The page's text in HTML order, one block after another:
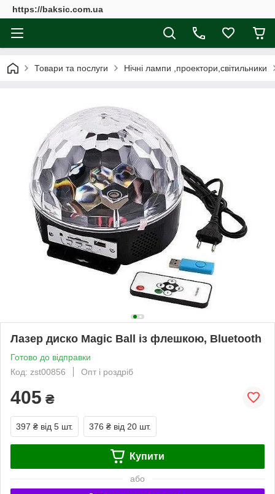
https://baksic.com.ua
Товари та послуги Нічні лампи ,проектори,світильники
Лазер диско Magic Ball із флешкою, Bluetooth
Готово до відправки
Код: zst00856
Опт і роздріб
405 ₴
397 ₴ від 5 шт. 376 ₴ від 20 шт.
Купити
або